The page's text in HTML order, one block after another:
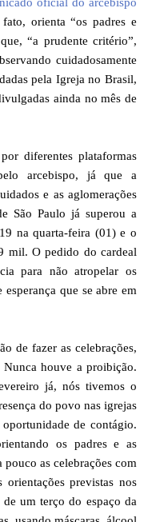
orienta “os padres e
“a prudente critério”,
cuidadosamente
pela Igreja no Brasil,
ainda no mês de
diferentes plataformas
arcebispo, já que a
e as aglomerações
São Paulo já superou a
na quarta-feira (01) e o
mil. O pedido do cardeal
para não atropelar os
que se abre em
de fazer as celebrações,
houve a proibição.
já, nós tivemos o
do povo nas igrejas
de contágio.
os padres e as
as celebrações com
previstas nos
um terço do espaço da